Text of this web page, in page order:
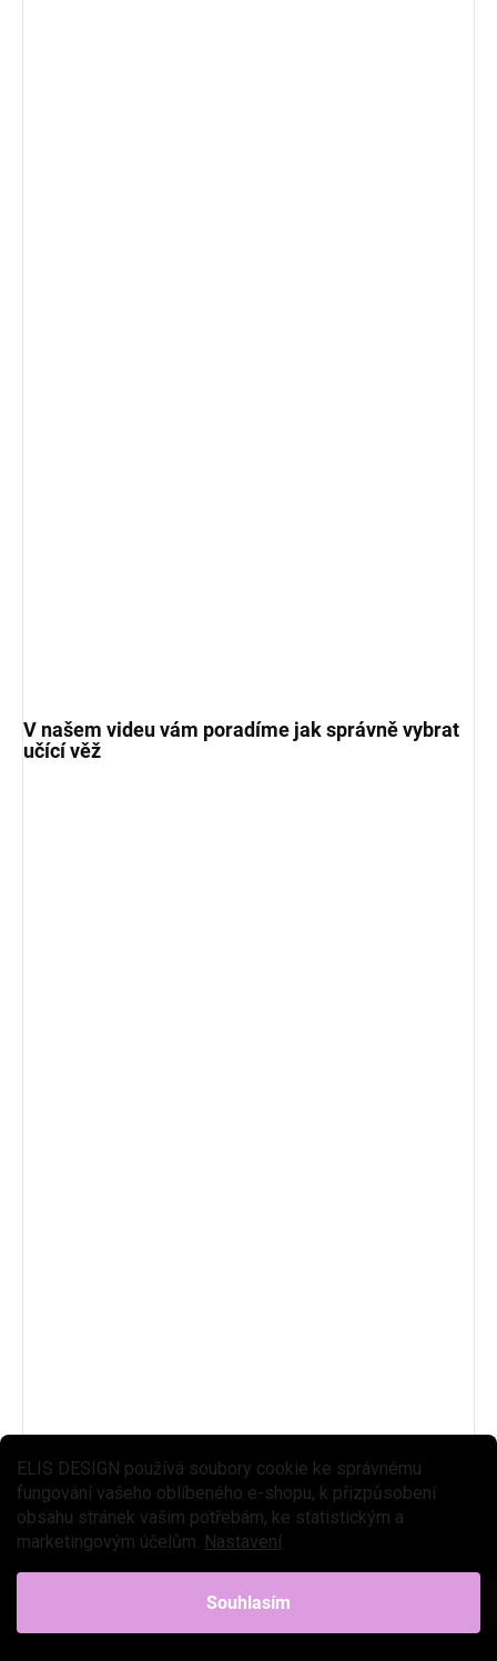
ELIS DESIGN používá soubory cookie ke správnému
fungování vašeho oblíbeného e-shopu, k přizpůsobení
obsahu stránek vašim potřebám, ke statistickým a
marketingovým účelům. Nastavení
Souhlasím
V našem videu vám poradíme jak správně vybrat
učící věž